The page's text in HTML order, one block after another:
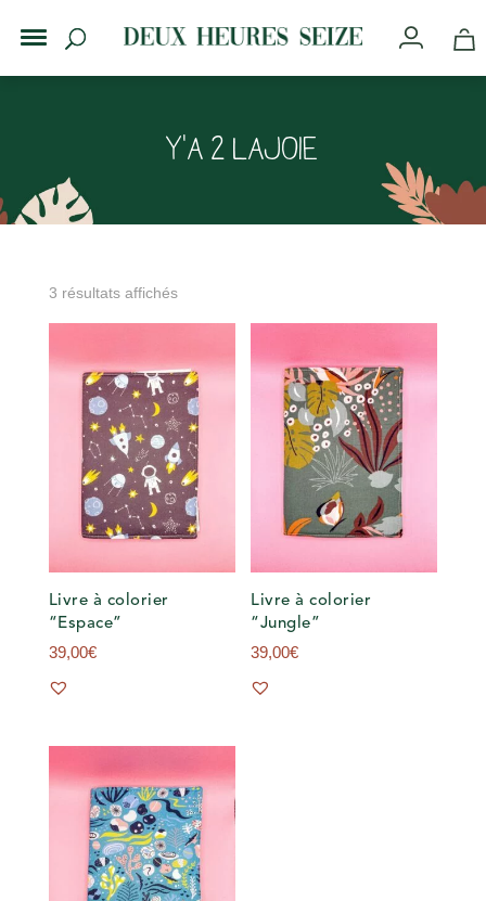
Y'a 2 Lajoie
3 résultats affichés
Livre à colorier
“Espace”
39,00€
Livre à colorier
“Jungle”
39,00€